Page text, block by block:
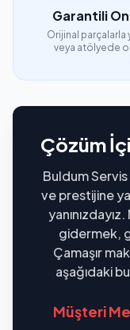
Garantili
Orijinal parçalarla
veya atölyede
Çözüm
Buldum
ve prestijine
gidermek,
Çamaşır
aşağıdaki
Müşteri